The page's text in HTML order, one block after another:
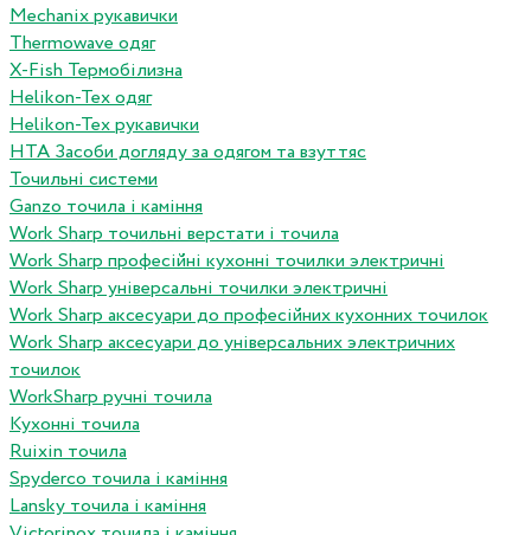
Mechanix рукавички
Thermowave одяг
X-Fish Термобілизна
Helikon-Tex одяг
Helikon-Tex рукавички
HTA Засоби догляду за одягом та взуттяс
Точильні системи
Ganzo точила і каміння
Work Sharp точильні верстати і точила
Work Sharp професiйнi кухоннi точилки электричнi
Work Sharp унiверсальнi точилки электричнi
Work Sharp аксесуари до професiйних кухонних точилок
Work Sharp аксесуари до унiверсальних электричних
точилок
WorkSharp ручні точила
Кухонні точила
Ruixin точила
Spyderco точила і каміння
Lansky точила і каміння